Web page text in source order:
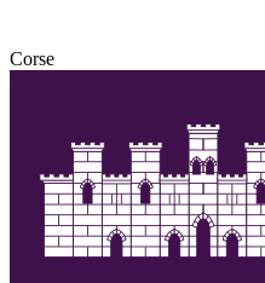
Corse